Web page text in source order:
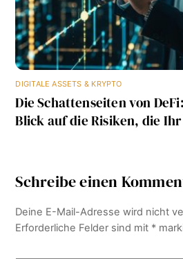
DIGITALE ASSETS & KRYPTO
Die Schattenseiten von
Blick auf die Risiken, die
Schreibe einen
Deine E-Mail-Adresse wird nicht
Erforderliche Felder sind mit *